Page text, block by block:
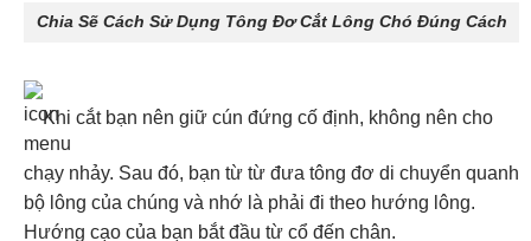
Chia Sẽ Cách Sử Dụng Tông Đơ Cắt Lông Chó Đúng Cách
Khi cắt bạn nên giữ cún đứng cố định, không nên cho
chạy nhảy. Sau đó, bạn từ từ đưa tông đơ di chuyển quanh
bộ lông của chúng và nhớ là phải đi theo hướng lông.
Hướng cạo của bạn bắt đầu từ cổ đến chân.